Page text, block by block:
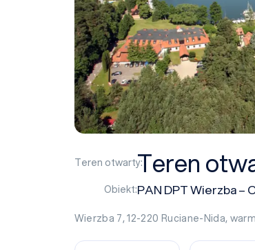
Teren otwarty:Teren
Obiekt:PAN DPT Wierzba –
Wierzba 7, 12-220 Ruciane-Nida,